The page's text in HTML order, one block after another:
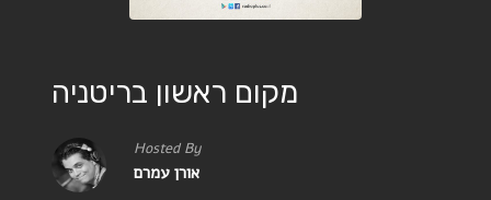
מקום ראשון בריטניה
Hosted By
אורן עמרם